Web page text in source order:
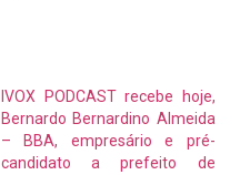
IVOX PODCAST recebe hoje,
Bernardo Bernardino Almeida
– BBA, empresário e pré-
candidato a prefeito de